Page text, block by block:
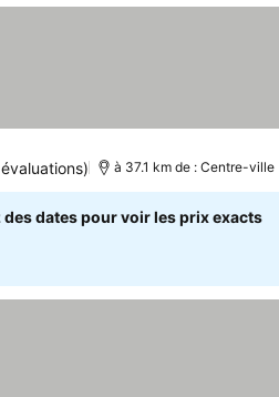
les prix
à 37.1 km de : Centre-ville
dates pour voir les prix exacts